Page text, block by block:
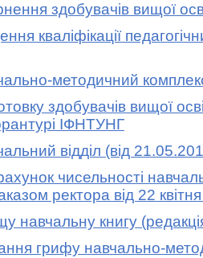
здобувачів вищої
кваліфікації
методичний
здобувачів вищої
ІФНТУНГ
відділ (від
чисельності
ректора від 22
книгу
грифу навчально-